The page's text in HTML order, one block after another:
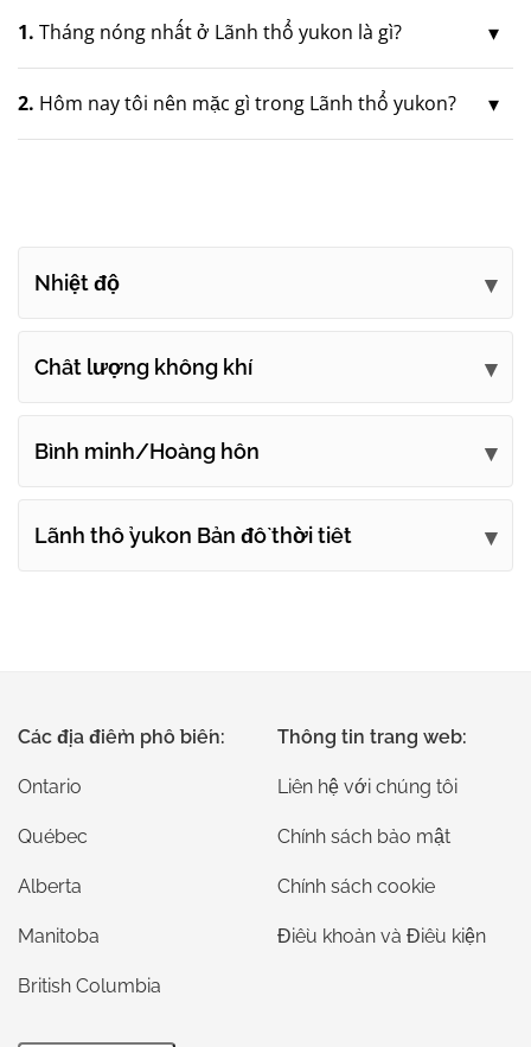
1. Tháng nóng nhất ở Lãnh thổ yukon là gì?
2. Hôm nay tôi nên mặc gì trong Lãnh thổ yukon?
Nhiệt độ
Chất lượng không khí
Bình minh/Hoàng hôn
Lãnh thổ yukon Bản đồ thời tiết
Các địa điểm phổ biến:
Ontario
Québec
Alberta
Manitoba
British Columbia
Thông tin trang web:
Liên hệ với chúng tôi
Chính sách bảo mật
Chính sách cookie
Điều khoản và Điều kiện